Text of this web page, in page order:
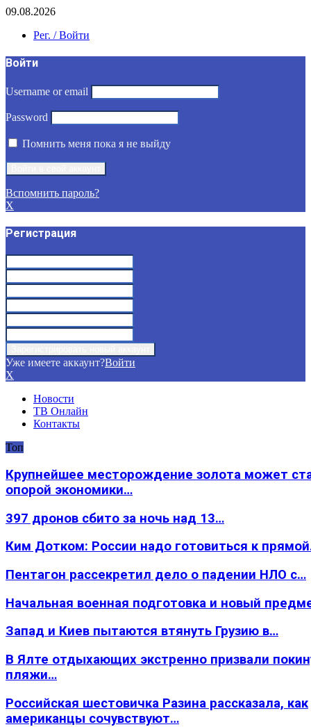
09.08.2026
Рег. / Войти
Войти
Username or email
Password
Помнить меня пока я не выйду
Вспомнить пароль?
X
Регистрация
Уже имеете аккаунт?Войти
X
Новости
ТВ Онлайн
Контакты
Топ
Крупнейшее месторождение золота может
опорой экономики…
397 дронов сбито за ночь над 13…
Ким Дотком: России надо готовиться к
Пентагон рассекретил дело о падении НЛО с…
Начальная военная подготовка и новый
Запад и Киев пытаются втянуть Грузию в…
В Ялте отдыхающих экстренно призвали
пляжи…
Российская шестовичка Разина рассказала, как
американцы сочувствуют…